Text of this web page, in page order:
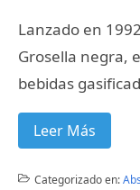
Lanzado en
Grosella negra,
bebidas
Leer Más
Categorizado en: